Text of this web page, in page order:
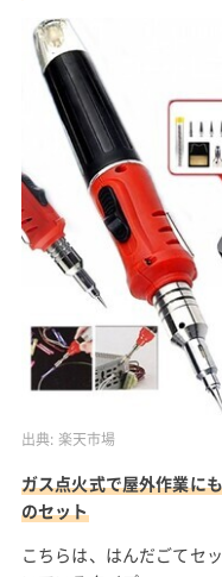
出典: 楽天市場
ガス点火式で屋外作業に
のセット
こちらは、はんだごてセ